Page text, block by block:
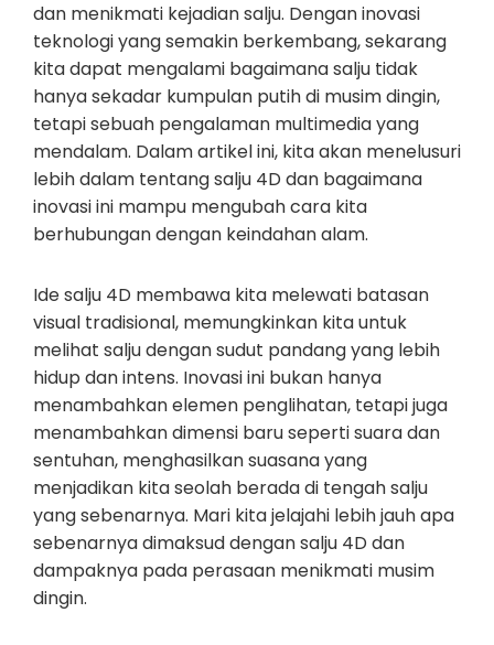
dan menikmati kejadian salju. Dengan inovasi
teknologi yang semakin berkembang, sekarang
kita dapat mengalami bagaimana salju tidak
hanya sekadar kumpulan putih di musim dingin,
tetapi sebuah pengalaman multimedia yang
mendalam. Dalam artikel ini, kita akan menelusuri
lebih dalam tentang salju 4D dan bagaimana
inovasi ini mampu mengubah cara kita
berhubungan dengan keindahan alam.
Ide salju 4D membawa kita melewati batasan
visual tradisional, memungkinkan kita untuk
melihat salju dengan sudut pandang yang lebih
hidup dan intens. Inovasi ini bukan hanya
menambahkan elemen penglihatan, tetapi juga
menambahkan dimensi baru seperti suara dan
sentuhan, menghasilkan suasana yang
menjadikan kita seolah berada di tengah salju
yang sebenarnya. Mari kita jelajahi lebih jauh apa
sebenarnya dimaksud dengan salju 4D dan
dampaknya pada perasaan menikmati musim
dingin.